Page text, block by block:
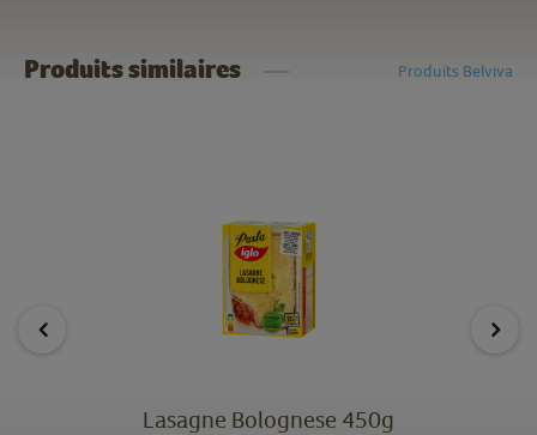
Produits similaires Produits Belviva
Lasagne Bolognese 450g